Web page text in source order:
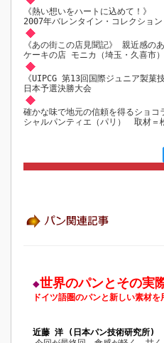
《熱い想いをハートに込めて！》
2007年バレンタイン・コレクション
《あの街この店見聞記》 親近感の
ケーキの店 モニカ（埼玉・久喜市）
《UIPCG 第13回国際ジュニア製菓
日本予選決勝大会
確かな味で地元の信頼を得るショ
シャルパンティエ（パリ） 取材＝
◆世界のパンとその実
ドイツ語圏のパンと新しい素材を
近藤 洋 (日本パン技術研究所)